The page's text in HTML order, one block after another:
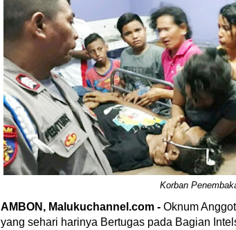
Korban
AMBON, Malukuchannel.com - Oknum
yang sehari harinya Bertugas pada Bagian